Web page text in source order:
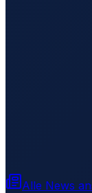
Alle News